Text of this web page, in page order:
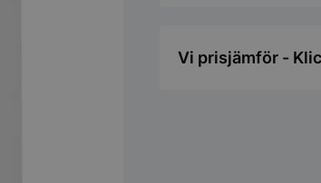
Vi prisjämför -